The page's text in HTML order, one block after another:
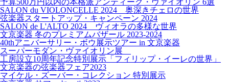
予算500万円以内の本格派アンティーク・ヴァイオリン 6選
SALON du VIOLONCELLE 2024 奥深きチェロの世界
弦楽器スタートアップ・キャンペーン 2024
SALON de L'ALTO 2024 ヴィオラの多様な世界
文京楽器 冬のプレミアムバザール 2023-2024
40thアニバーサリー・ボウ展示ツアー in 文京楽器
スーパーモダン・ヴァイオリン展
工房設立10周年記念特別展示「フィリップ・イーレの世界」
文京楽器の弦楽器フェア2023
マイケル・ズーバー・コレクション 特別展示